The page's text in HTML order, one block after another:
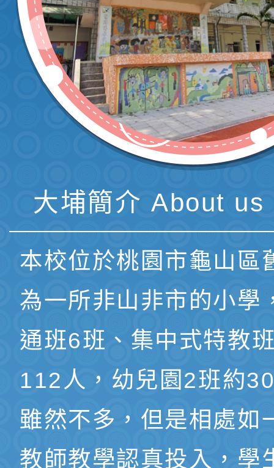
發佈時間：2020-
相簿分類：校園
1091225聖誕感恩
瀏覽數：2998 發佈者：